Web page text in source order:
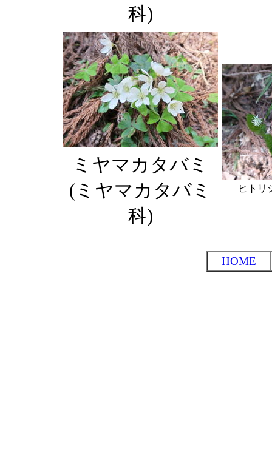
科)
ミヤマカタバミ
(ミヤマカタバミ
科)
ヒトリ
HOME